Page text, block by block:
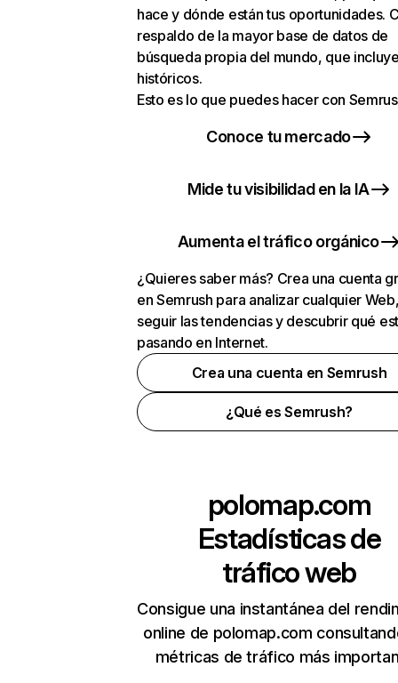
hace y dónde están tus oportunidades.
respaldo de la mayor base de datos de
búsqueda propia del mundo, que
históricos.
Esto es lo que puedes hacer con
Conoce tu mercado
Mide tu visibilidad en la IA
Aumenta el tráfico orgánico
¿Quieres saber más? Crea una cuenta
en Semrush para analizar cualquier
seguir las tendencias y descubrir qué
pasando en Internet.
Crea una cuenta en Semrush
¿Qué es Semrush?
polomap.com
Estadísticas de
tráfico web
Consigue una instantánea del
online de polomap.com
métricas de tráfico más